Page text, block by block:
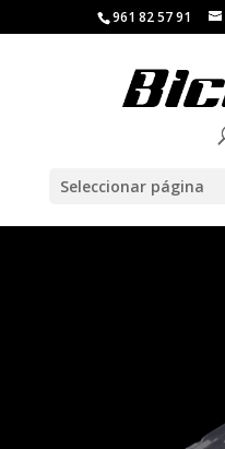
961 82 57 91
Seleccionar página